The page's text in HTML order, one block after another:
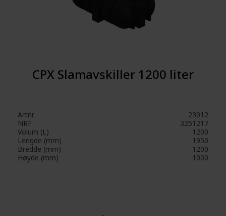
CPX Slamavskiller 1200 liter
Artnr
23012
NRF
3251217
Volum (L)
1200
Lengde (mm)
1950
Bredde (mm)
1200
Høyde (mm)
1000